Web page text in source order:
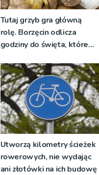
Tutaj grzyb gra główną
rolę. Borzęcin odlicza
godziny do święta, które
pokoleń
Utworzą kilometry ścieżek
rowerowych, nie wydając
ani złotówki na ich budowę